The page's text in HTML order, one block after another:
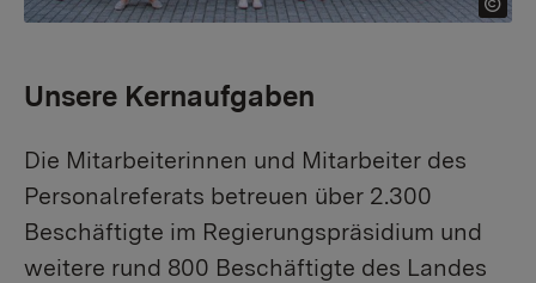
Unsere Kernaufgaben
Die Mitarbeiterinnen und Mitarbeiter des
Personalreferats betreuen über 2.300
Beschäftigte im Regierungspräsidium und
weitere rund 800 Beschäftigte des Landes